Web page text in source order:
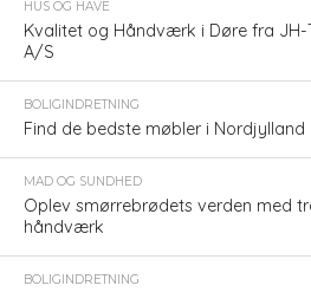
HUS OG HAVE
Kvalitet og Håndværk i Døre fra JH-
A/S
BOLIGINDRETNING
Find de bedste møbler i Nordjylland
MAD OG SUNDHED
Oplev smørrebrødets verden med
håndværk
BOLIGINDRETNING